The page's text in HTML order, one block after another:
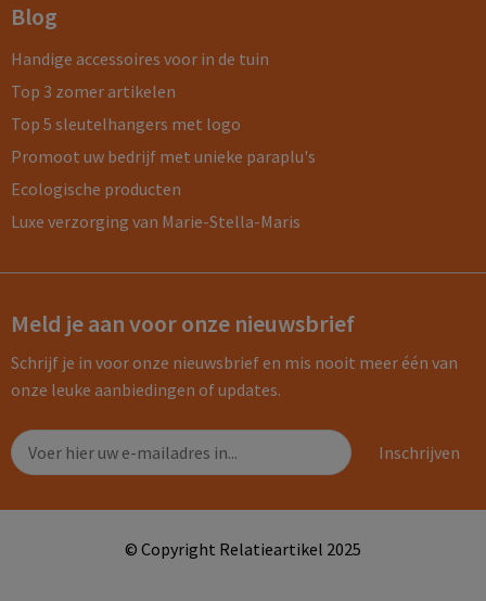
Blog
Handige accessoires voor in de tuin
Top 3 zomer artikelen
Top 5 sleutelhangers met logo
Promoot uw bedrijf met unieke paraplu's
Ecologische producten
Luxe verzorging van Marie-Stella-Maris
Meld je aan voor onze nieuwsbrief
Schrijf je in voor onze nieuwsbrief en mis nooit meer één van
onze leuke aanbiedingen of updates.
© Copyright Relatieartikel 2025